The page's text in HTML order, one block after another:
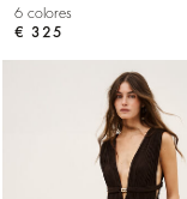
6 colores
€ 325